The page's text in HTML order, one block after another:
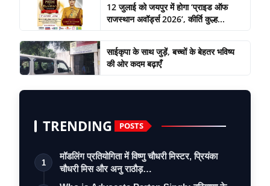
12 जुलाई को जयपुर में होगा ‘प्राइड ऑफ
राजस्थान अवॉर्ड्स 2026’, कीर्ति कुल्ह...
साईकृपा के साथ जुड़ें, बच्चों के बेहतर भविष्य
की ओर कदम बढ़ाएँ
TRENDING POSTS
1
मॉडलिंग प्रतियोगिता में विष्णु चौधरी मिस्टर, प्रियंका
चौधरी मिस और अनु राठौड़…